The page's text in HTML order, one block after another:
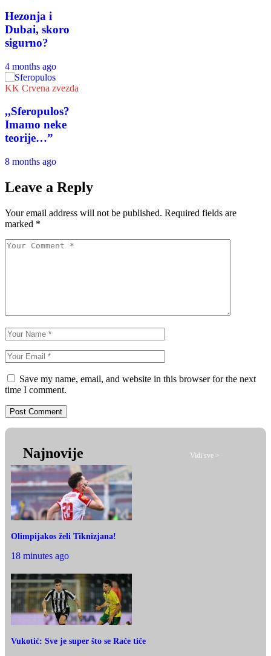
Hezonja i
Dubai, skoro
sigurno?
4 months ago
KK Crvena zvezda
,,Sferopulos?
Imamo neke
teorije…”
8 months ago
Leave a Reply
Your email address will not be published. Required fields are
marked *
Save my name, email, and website in this browser for the next
time I comment.
Najnovije Vidi sve >
Olimpijakos želi Tiknizjana!
18 minutes ago
Vukotić: Sve je super što se Raće tiče